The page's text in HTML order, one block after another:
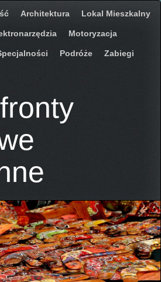
Architektura Lokal Mieszkalny
Motoryzacja
Podróże Zabiegi